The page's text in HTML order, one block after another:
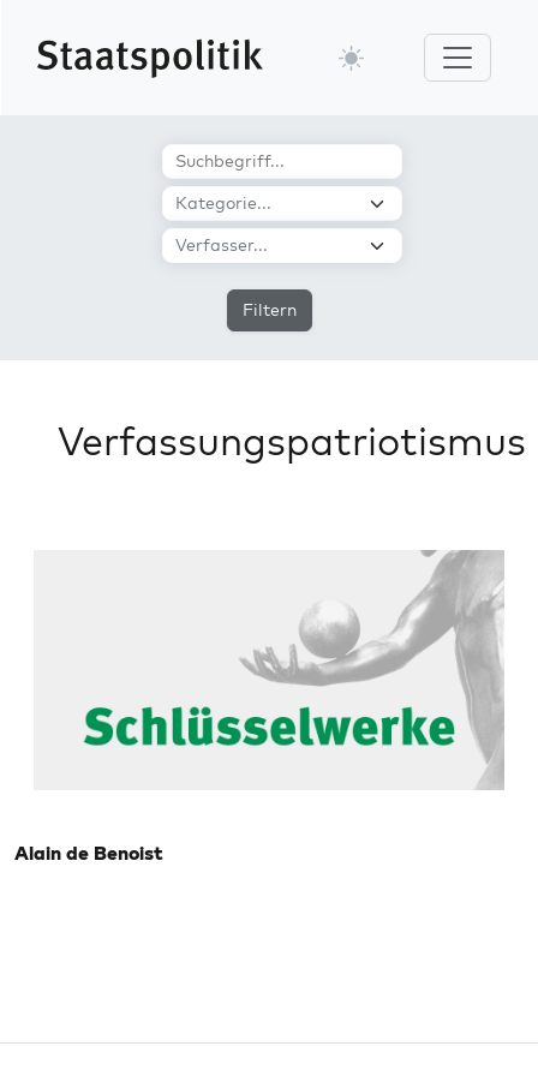
Filtern
Verfassungspatriotismus
Alain de Benoist